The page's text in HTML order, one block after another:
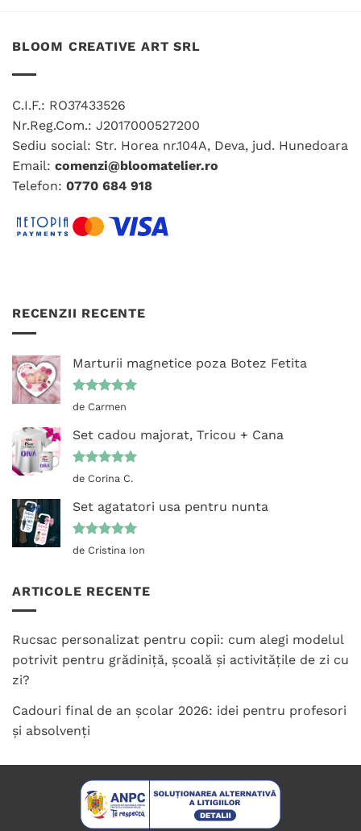
pagina
BLOOM CREATIVE ART SRL
C.I.F.: RO37433526
Nr.Reg.Com.: J2017000527200
Sediu social: Str. Horea nr.104A, Deva, jud. Hunedoara
Email: comenzi@bloomatelier.ro
Telefon: 0770 684 918
RECENZII RECENTE
Marturii magnetice poza Botez Fetita
Evaluat la
de Carmen
Set cadou majorat, Tricou + Cana
Evaluat la
de Corina C.
Set agatatori usa pentru nunta
Evaluat la
de Cristina Ion
ARTICOLE RECENTE
Rucsac personalizat pentru copii: cum alegi modelul
potrivit pentru grădiniță, școală și activitățile de zi cu
zi?
Cadouri final de an școlar 2026: idei pentru profesori
și absolvenți